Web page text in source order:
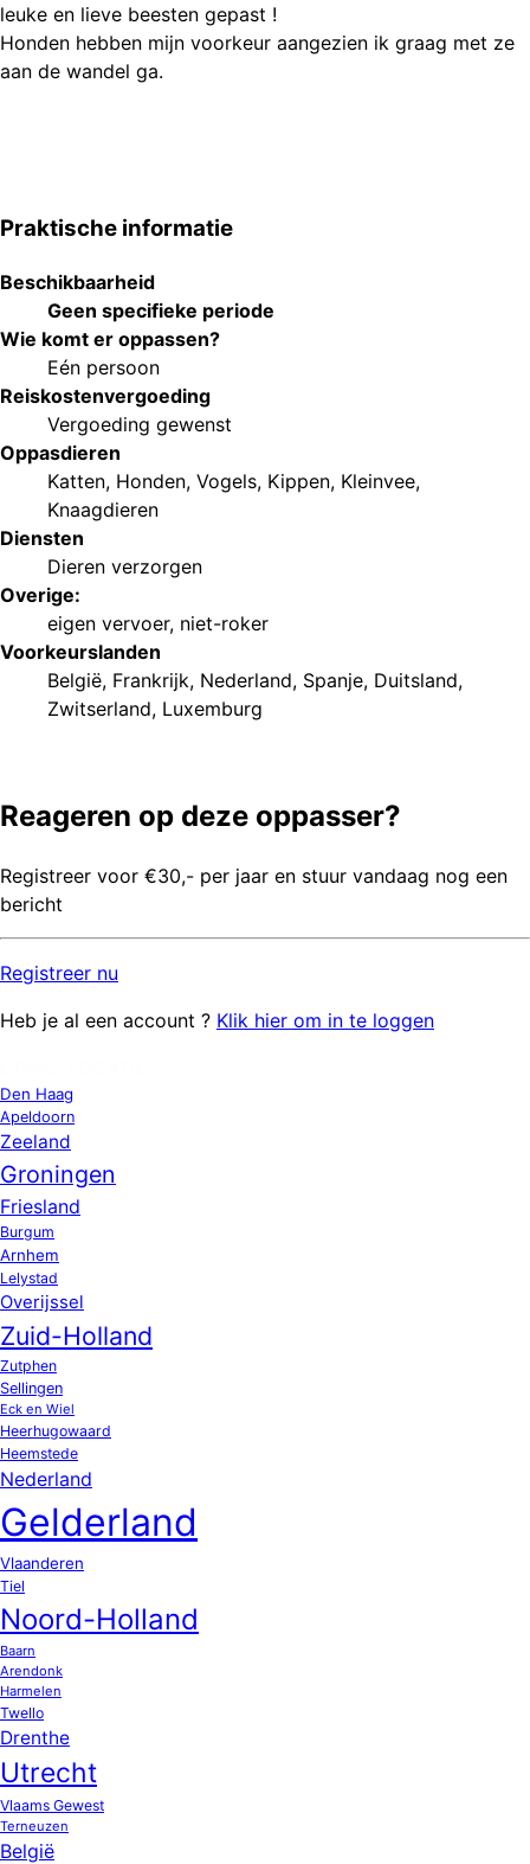
leuke en lieve beesten gepast !
Honden hebben mijn voorkeur aangezien ik graag met ze
aan de wandel ga.
Praktische informatie
Beschikbaarheid
Geen specifieke periode
Wie komt er oppassen?
Eén persoon
Reiskostenvergoeding
Vergoeding gewenst
Oppasdieren
Katten, Honden, Vogels, Kippen, Kleinvee,
Knaagdieren
Diensten
Dieren verzorgen
Overige:
eigen vervoer, niet-roker
Voorkeurslanden
België, Frankrijk, Nederland, Spanje, Duitsland,
Zwitserland, Luxemburg
Reageren op deze oppasser?
Registreer voor €30,- per jaar en stuur vandaag nog een
bericht
Registreer nu
Heb je al een account ? Klik hier om in te loggen
Den Haag
Apeldoorn
Zeeland
Groningen
Friesland
Burgum
Arnhem
Lelystad
Overijssel
Zuid-Holland
Zutphen
Sellingen
Eck en Wiel
Heerhugowaard
Heemstede
Nederland
Gelderland
Vlaanderen
Tiel
Noord-Holland
Baarn
Arendonk
Harmelen
Twello
Drenthe
Utrecht
Vlaams Gewest
Terneuzen
België